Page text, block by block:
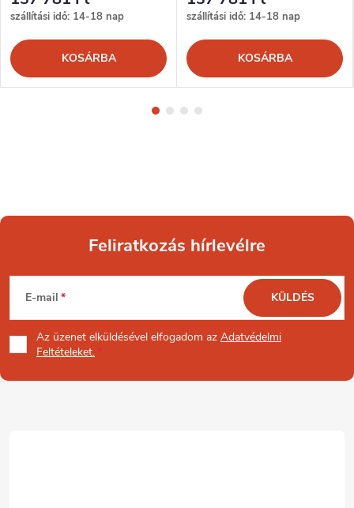
szállítási idő: 14-18 nap
KOSÁRBA
szállítási idő: 14-18 nap
KOSÁRBA
L
á
b
Feliratkozás hírlevélre
E-mail
Az üzenet elküldésével elfogadom az Adatvédelmi
Feltételeket.
KÜLDÉS